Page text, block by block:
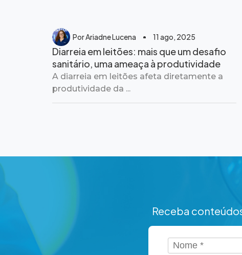
PorAriadne Lucena 11 ago, 2025
Diarreia em leitões: mais que um desafio
sanitário, uma ameaça à produtividade
A diarreia em leitões afeta diretamente a
produtividade da ...
Receba